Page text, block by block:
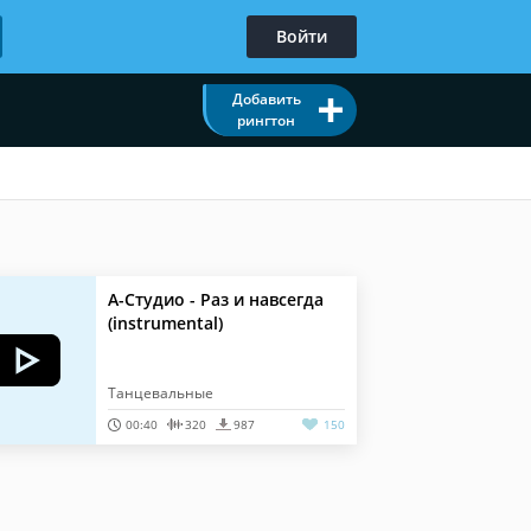
Войти
Добавить
рингтон
А-Студио - Раз и навсегда
(instrumental)
Танцевальные
00:40 320 987 150